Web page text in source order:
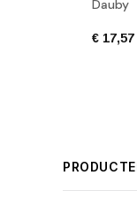
Dauby
€ 17,57